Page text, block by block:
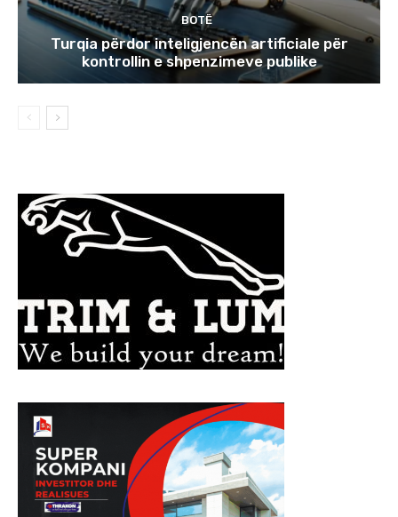
BOTË
Turqia përdor inteligjencën artificiale për
kontrollin e shpenzimeve publike